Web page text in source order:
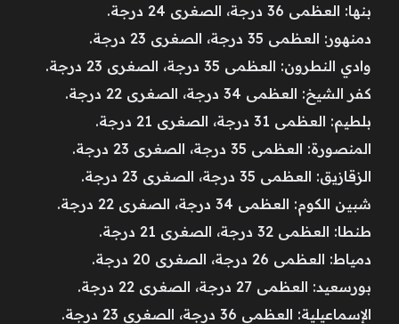
بنها: العظمى 36 درجة، الصغرى 24 درجة.
دمنهور: العظمى 35 درجة، الصغرى 23 درجة.
وادي النطرون: العظمى 35 درجة، الصغرى 23 درجة.
كفر الشيخ: العظمى 34 درجة، الصغرى 22 درجة.
بلطيم: العظمى 31 درجة، الصغرى 21 درجة.
المنصورة: العظمى 35 درجة، الصغرى 23 درجة.
الزقازيق: العظمى 35 درجة، الصغرى 23 درجة.
شبين الكوم: العظمى 34 درجة، الصغرى 22 درجة.
طنطا: العظمى 32 درجة، الصغرى 21 درجة.
دمياط: العظمى 26 درجة، الصغرى 20 درجة.
بورسعيد: العظمى 27 درجة، الصغرى 22 درجة.
الإسماعيلية: العظمى 36 درجة، الصغرى 23 درجة.